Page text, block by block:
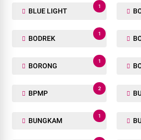
BLUE LIGHT
1
BODREK
1
BORONG
1
BPMP
2
BUNGKAM
1